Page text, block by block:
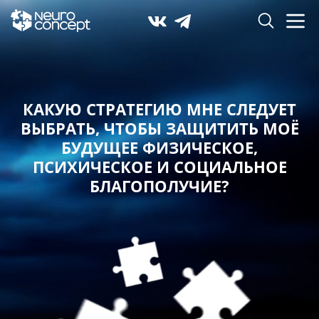
КАКУЮ СТРАТЕГИЮ МНЕ СЛЕДУЕТ
ВЫБРАТЬ,ЧТОБЫ ЗАЩИТИТЬ МОЁ
БУДУЩЕЕ ФИЗИЧЕСКОЕ,
ПСИХИЧЕСКОЕ И СОЦИАЛЬНОЕ
БЛАГОПОЛУЧИЕ?